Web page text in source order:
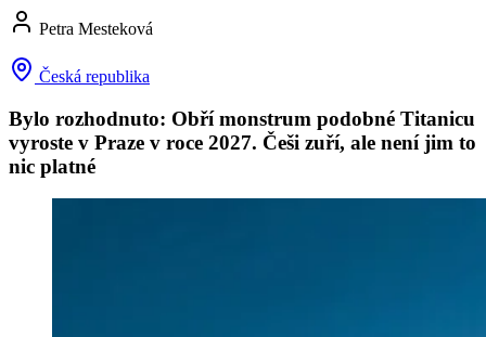
Petra Mesteková
Česká republika
Bylo rozhodnuto: Obří monstrum podobné Titanicu
vyroste v Praze v roce 2027. Češi zuří, ale není jim to
nic platné